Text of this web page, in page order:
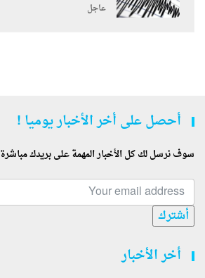
عاجل
أحصل على أخر الأخبار يوميا !
سوف نرسل لك كل الأخبار المهمة على بريدك مباشرة
أشترك
أخر الأخبار